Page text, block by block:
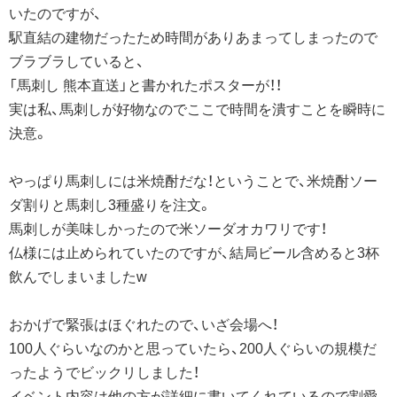
いたのですが、
駅直結の建物だったため時間がありあまってしまったので
ブラブラしていると、
「馬刺し 熊本直送」と書かれたポスターが！！
実は私、馬刺しが好物なのでここで時間を潰すことを瞬時に
決意。
やっぱり馬刺しには米焼酎だな！ということで、米焼酎ソー
ダ割りと馬刺し3種盛りを注文。
馬刺しが美味しかったので米ソーダオカワリです！
仏様には止められていたのですが、結局ビール含めると3杯
飲んでしまいましたw
おかげで緊張はほぐれたので、いざ会場へ！
100人ぐらいなのかと思っていたら、200人ぐらいの規模だ
ったようでビックリしました！